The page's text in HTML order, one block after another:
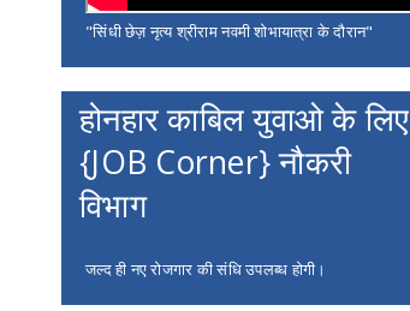
"सिंधी छेज़ नृत्य श्रीराम नवमी शोभायात्रा के दौरान"
होनहार काबिल युवाओ के लिए
{JOB Corner} नौकरी
विभाग
जल्द ही नए रोजगार की संधि उपलब्ध होगी।